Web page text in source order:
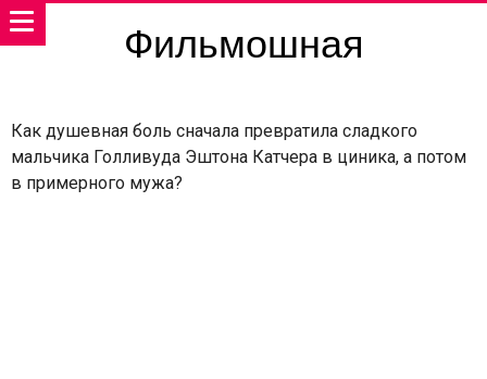
Фильмошная
Как душевная боль сначала превратила сладкого
мальчика Голливуда Эштона Катчера в циника, а потом
в примерного мужа?